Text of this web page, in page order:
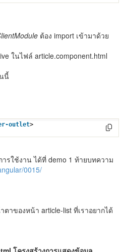
ต้อง import เข้ามาด้วย
ในไฟล์ article.component.html
นี้
outlet>
รใช้งาน ได้ที่ demo 1 ท้ายบทความ
0015/
าของหน้า article-list ที่เราอยากได้